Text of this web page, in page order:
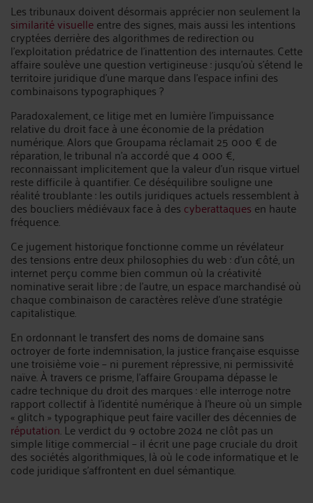
Les tribunaux doivent désormais apprécier non seulement la
similarité visuelleentre des signes, mais aussi les intentions
cryptées derrière des algorithmes de redirection ou
l’exploitation prédatrice de l’inattention des internautes. Cette
affaire soulève une question vertigineuse : jusqu’où s’étend le
territoire juridique d’une marque dans l’espace infini des
combinaisons typographiques ?
Paradoxalement, ce litige met en lumière l’impuissance
relative du droit face à une économie de la prédation
numérique. Alors que Groupama réclamait 25 000 € de
réparation, le tribunal n’a accordé que 4 000 €,
reconnaissant implicitement que la valeur d’un risque virtuel
reste difficile à quantifier. Ce déséquilibre souligne une
réalité troublante : les outils juridiques actuels ressemblent à
des boucliers médiévaux face à des cyberattaques en haute
fréquence.
Ce jugement historique fonctionne comme un révélateur
des tensions entre deux philosophies du web : d’un côté, un
internet perçu comme bien commun où la créativité
nominative serait libre ; de l’autre, un espace marchandisé où
chaque combinaison de caractères relève d’une stratégie
capitalistique.
En ordonnant le transfert des noms de domaine sans
octroyer de forte indemnisation, la justice française esquisse
une troisième voie – ni purement répressive, ni permissivité
naïve. À travers ce prisme, l’affaire Groupama dépasse le
cadre technique du droit des marques : elle interroge notre
rapport collectif à l’identité numérique à l’heure où un simple
« glitch » typographique peut faire vaciller des décennies de
réputation. Le verdict du 9 octobre 2024 ne clôt pas un
simple litige commercial – il écrit une page cruciale du droit
des sociétés algorithmiques, là où le code informatique et le
code juridique s’affrontent en duel sémantique.